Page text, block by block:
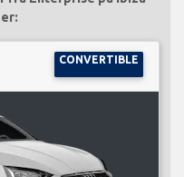
CONVERTIBLE